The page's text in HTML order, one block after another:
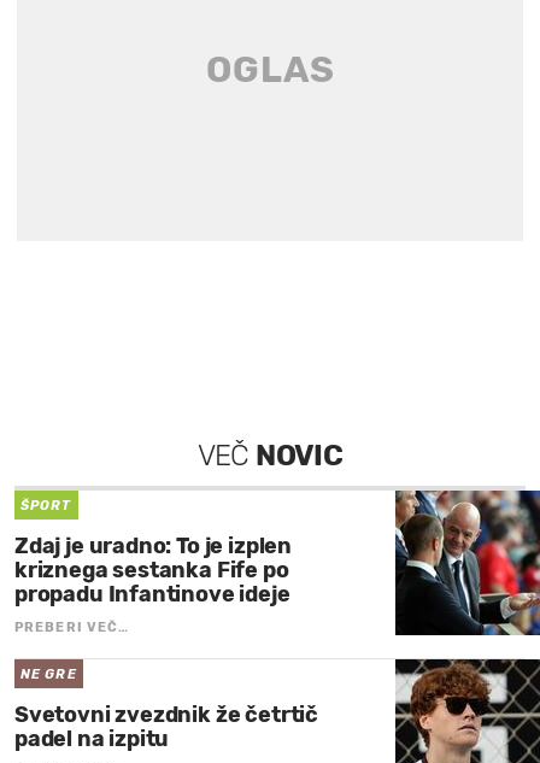
VEČ NOVIC
ŠPORT
Zdaj je uradno: To je izplen
kriznega sestanka Fife po
propadu Infantinove ideje
PREBERI VEČ…
NE GRE
Svetovni zvezdnik že četrtič
padel na izpitu